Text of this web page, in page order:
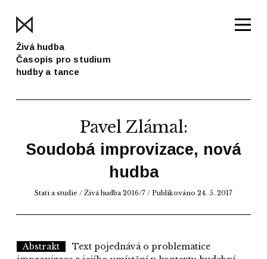
Živá hudba
Časopis pro studium
hudby a tance
Pavel Zlámal:
Soudobá improvizace, nová
hudba
Stati a studie / Živá hudba 2016/7 / Publikováno 24. 5. 2017
Abstrakt
Text pojednává o problematice